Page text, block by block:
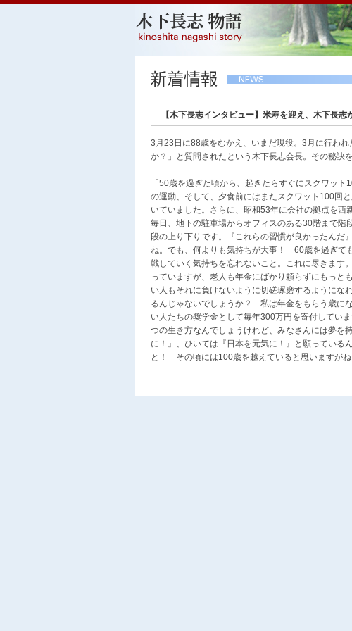
【木下長志インタビュー】米寿を迎え、木下長志
3月23日に88歳をむかえ、いまだ現役。3月に行わ
か？」と質問されたという木下長志会長。その秘訣
「50歳を過ぎた頃から、起きたらすぐにスクワッ
の運動、そして、夕食前にはまたスクワット100回
いていました。さらに、昭和53年に会社の拠点を西
毎日、地下の駐車場からオフィスのある30階まで階
段の上り下りです。『これらの習慣が良かったんだ
ね。でも、何よりも気持ちが大事！ 60歳を過ぎて
戦していく気持ちを忘れないこと。これに尽きます
っていますが、老人も年金にばかり頼らずにもっと
い人もそれに負けないように切磋琢磨するようにな
るんじゃないでしょうか？ 私は年金をもらう歳に
い人たちの奨学金として毎年300万円を寄付してい
つの生き方なんでしょうけれど、みなさんには夢を
に！』、ひいては『日本を元気に！』と願っている
と！ その頃には100歳を越えていると思いますがね